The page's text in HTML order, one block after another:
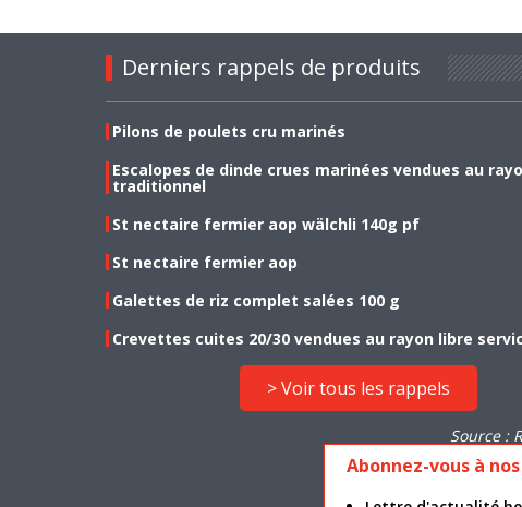
Derniers rappels de produits
Pilons de poulets cru marinés
Escalopes de dinde crues marinées vendues au
traditionnel
St nectaire fermier aop wälchli 140g pf
St nectaire fermier aop
Galettes de riz complet salées 100 g
Crevettes cuites 20/30 vendues au rayon libre
> Voir tous les rappels
Source :
Abonnez-vous à